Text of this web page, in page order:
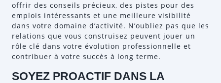
offrir des conseils précieux, des pistes pour des
emplois intéressants et une meilleure visibilité
dans votre domaine d’activité. N’oubliez pas que les
relations que vous construisez peuvent jouer un
rôle clé dans votre évolution professionnelle et
contribuer à votre succès à long terme.
SOYEZ PROACTIF DANS LA